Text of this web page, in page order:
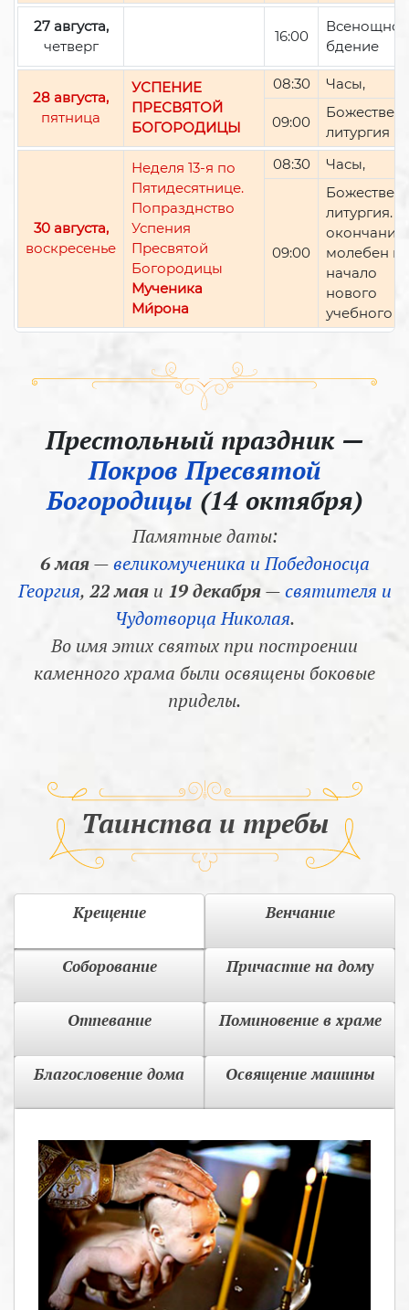
27 августа,
четверг
16:00
Всенощное
бдение
28 августа,
пятница
УСПЕНИЕ
ПРЕСВЯТОЙ
БОГОРОДИЦЫ
08:30 Часы,
09:00
литургия
30 августа,
воскресенье
Неделя 13-я по
Пятидесятнице.
Попразднство
Успения
Пресвятой
Богородицы
Мученика
Ми́рона
08:30 Часы,
09:00
литургия.
окончании
молебен
начало
нового
учебного
Престольный праздник —
Покров Пресвятой
Богородицы (14 октября)
Памятные даты:
6 мая—великомученика и Победоносца
Георгия, 22 маяи 19 декабря—святителя и
Чудотворца Николая.
Во имя этих святых при построении
каменного храма были освящены боковые
приделы.
Таинства и требы
Крещение Венчание
Соборование Причастие на дому
Отпевание Поминовение в храме
Благословение дома Освящение машины